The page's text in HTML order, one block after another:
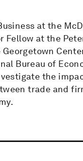
at the
Fellow at the
Bureau of
the
trade and